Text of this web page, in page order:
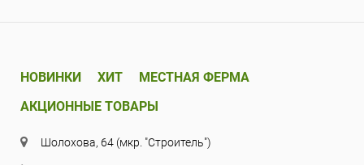
НОВИНКИ ХИТ
МЕСТНАЯ ФЕРМА
АКЦИОННЫЕ ТОВАРЫ
Шолохова, 64 (мкр. "Строитель")